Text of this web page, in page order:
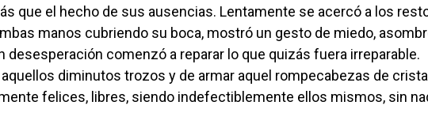
que el hecho de sus ausencias. Lentamente se acercó a los
manos cubriendo su boca, mostró un gesto de miedo,
desesperación comenzó a reparar lo que quizás fuera irreparable.
diminutos trozos y de armar aquel rompecabezas de
felices, libres, siendo indefectiblemente ellos mismos, sin